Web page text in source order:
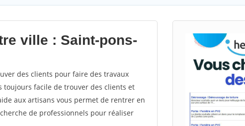
ville : Saint-pons-
des clients pour faire des travaux
toujours facile de trouver des clients et
aux artisans vous permet de rentrer en
de professionnels pour réaliser